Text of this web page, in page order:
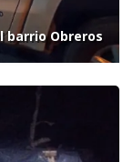
barrio Obreros